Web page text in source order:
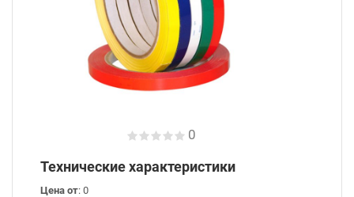
0
Технические характеристики
Цена от: 0